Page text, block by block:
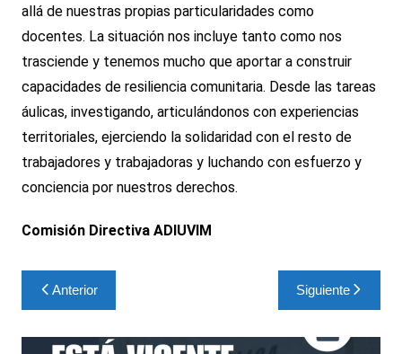
allá de nuestras propias particularidades como
docentes. La situación nos incluye tanto como nos
trasciende y tenemos mucho que aportar a construir
capacidades de resiliencia comunitaria. Desde las tareas
áulicas, investigando, articulándonos con experiencias
territoriales, ejerciendo la solidaridad con el resto de
trabajadores y trabajadoras y luchando con esfuerzo y
conciencia por nuestros derechos.
Comisión Directiva ADIUVIM
Navegación
de
entradas
Anterior Siguiente